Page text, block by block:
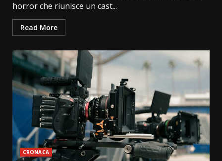
horror che riunisce un cast...
Read More
CRONACA